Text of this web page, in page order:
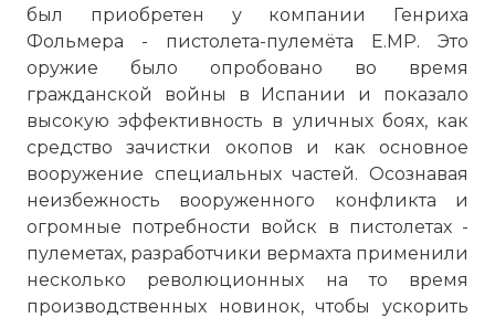
был приобретен у компании Генриха
Фольмера - пистолета-пулемёта Е.МР. Это
оружие было опробовано во время
гражданской войны в Испании и показало
высокую эффективность в уличных боях, как
средство зачистки окопов и как основное
вооружение специальных частей. Осознавая
неизбежность вооруженного конфликта и
огромные потребности войск в пистолетах -
пулеметах, разработчики вермахта применили
несколько революционных на то время
производственных новинок, чтобы ускорить